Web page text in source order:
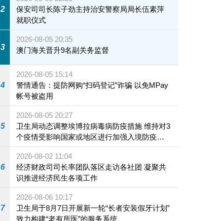
2
保安司司长陈子劲主持治安警察局局长伍素萍
就职仪式
3
2026-08-05 20:35
澳门海关晋升9名副关务监督
4
2026-08-05 15:14
警情通告：提防网购“扫码登记”诈骗 以免MPay
帐号被盗用
5
2026-08-05 20:27
卫生局动态调整埃博拉病毒病防疫措施 维持对3
个疫情受影响国家或地区进行加强入境防疫措
施
6
2026-08-02 11:04
经济财政司司长率团队落区走访各社团 凝聚共
识推进经济民生各项工作
7
2026-08-06 10:17
卫生局于8月7日开展新一轮“长者安装假牙计划”
致力构建“老有所医”的服务系统